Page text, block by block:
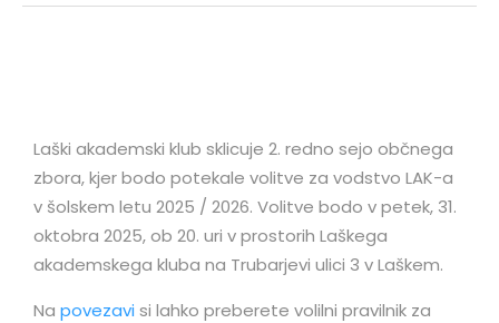
Laški akademski klub sklicuje 2. redno sejo občnega
zbora, kjer bodo potekale volitve za vodstvo LAK-a
v šolskem letu 2025 / 2026. Volitve bodo v petek, 31.
oktobra 2025, ob 20. uri v prostorih Laškega
akademskega kluba na Trubarjevi ulici 3 v Laškem.
Na povezavisi lahko preberete volilni pravilnik za